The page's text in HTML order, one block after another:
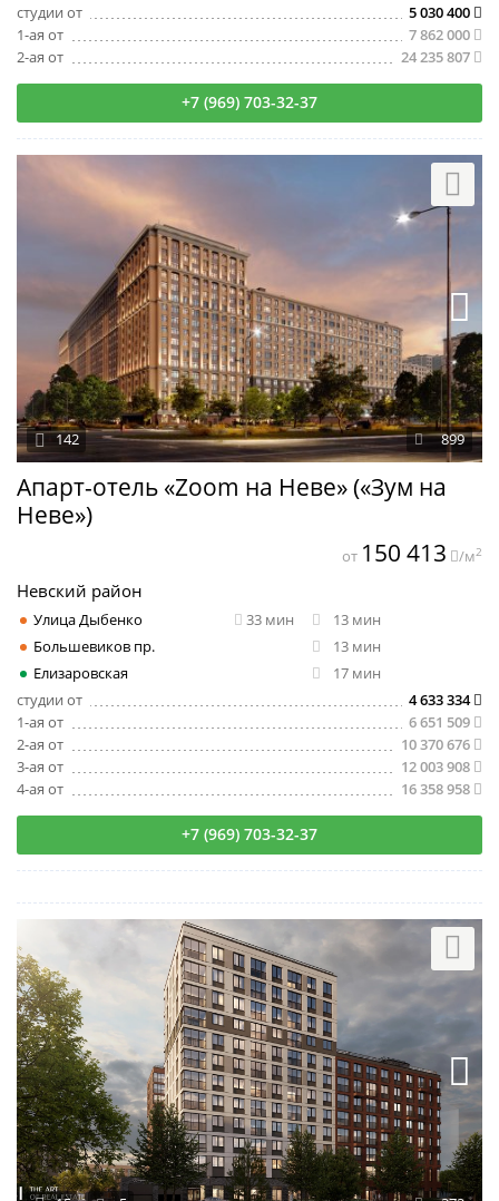
студии от
5 030 400
1-ая от
7 862 000
2-ая от
24 235 807
+7 (969) 703-32-37
Апарт-отель «Zoom на Неве» («Зум на
Неве»)
899
142
Невский район
Улица Дыбенко 33 мин
13 мин
Большевиков пр.
13 мин
Елизаровская
17 мин
студии от
4 633 334
1-ая от
6 651 509
2-ая от
10 370 676
3-ая от
12 003 908
4-ая от
16 358 958
от 150 413 /м2
+7 (969) 703-32-37